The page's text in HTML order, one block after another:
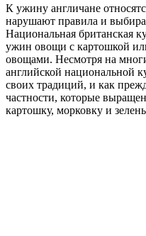
К ужину англичане
нарушают правила и
Национальная британская
ужин овощи с картошкой
овощами. Несмотря на
английской национальной
своих традиций, и как
частности, которые
картошку, морковку и